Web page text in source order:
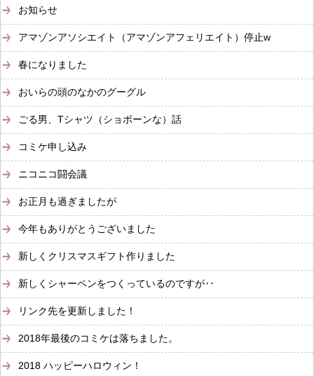
お知らせ
アマゾンアソシエイト（アマゾンアフェリエイト）停止w
春になりました
おいらの頭のなかのグーグル
ごる男、Tシャツ（ショボーンな）話
コミケ申し込み
ニコニコ闘会議
お正月も過ぎましたが
今年もありがとうございました
新しくクリスマスギフト作りました
新しくシャーペンをつくっているのですが‥
リンク先を更新しました！
2018年最後のコミケは落ちました。
2018 ハッピーハロウィン！